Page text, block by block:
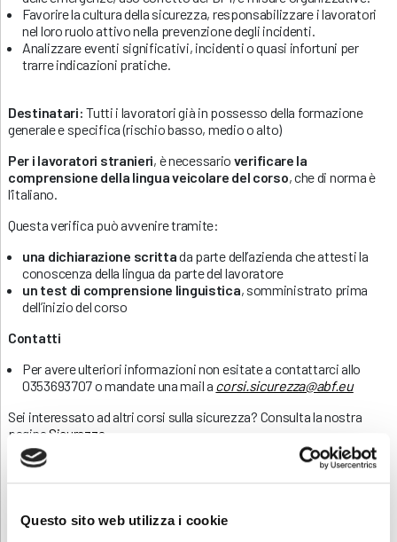
Questo sito web utilizza i cookie
Favorire la cultura della sicurezza, responsabilizzare i lavoratori
nel loro ruolo attivo nella prevenzione degli incidenti.
Analizzare eventi significativi, incidenti o quasi infortuni per
trarre indicazioni pratiche.
Destinatari: Tutti i lavoratori già in possesso della formazione
generale e specifica (rischio basso, medio o alto)
Per i lavoratori stranieri, è necessario verificare la
comprensione della lingua veicolare del corso, che di norma è
l’italiano.
Questa verifica può avvenire tramite:
una dichiarazione scrittada parte dell’azienda che attesti la
conoscenza della lingua da parte del lavoratore
un test di comprensione linguistica, somministrato prima
dell’inizio del corso
Contatti
Per avere ulteriori informazioni non esitate a contattarci allo
0353693707 o mandate una mail a corsi.sicurezza@abf.eu
Sei interessato ad altri corsi sulla sicurezza? Consulta la nostra
paginaSicurezza
INFORMATIVA RELATIVA AL CONTRATTO